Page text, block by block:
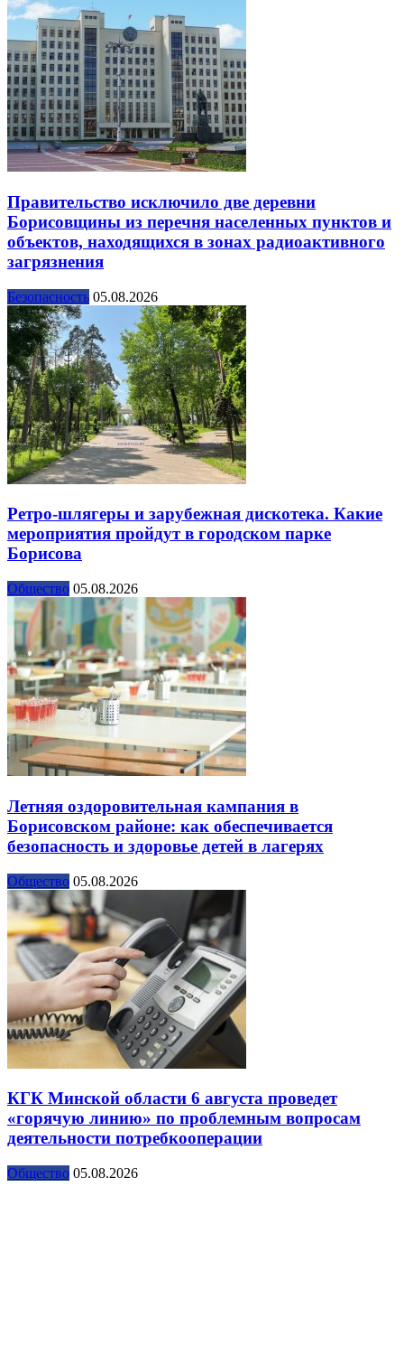
Правительство исключило две деревни
Борисовщины из перечня населенных пунктов и
объектов, находящихся в зонах радиоактивного
загрязнения
Безопасность 05.08.2026
Ретро-шлягеры и зарубежная дискотека. Какие
мероприятия пройдут в городском парке
Борисова
Общество 05.08.2026
Летняя оздоровительная кампания в
Борисовском районе: как обеспечивается
безопасность и здоровье детей в лагерях
Общество 05.08.2026
КГК Минской области 6 августа проведет
«горячую линию» по проблемным вопросам
деятельности потребкооперации
Общество 05.08.2026